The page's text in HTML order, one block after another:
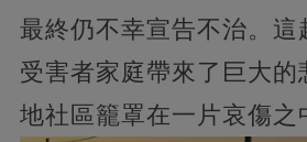
最終仍不幸宣告不治。這
受害者家庭帶來了巨大的
地社區籠罩在一片哀傷之